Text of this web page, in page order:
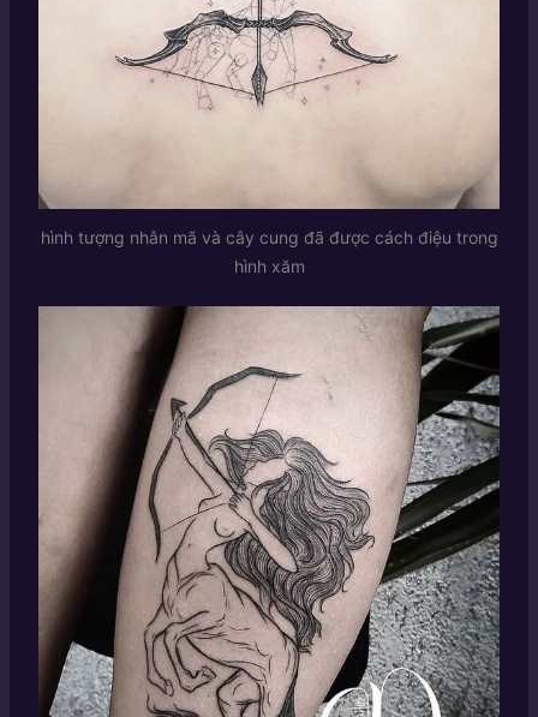
hình tượng nhân mã và cây cung đã được cách điệu trong
hình xăm